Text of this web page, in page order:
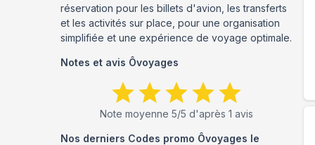
réservation pour les billets d'avion, les transferts
et les activités sur place, pour une organisation
simplifiée et une expérience de voyage optimale.
Notes et avis Ôvoyages
Note moyenne5/5 d'après1 avis
Nos derniers Codes promo Ôvoyages le